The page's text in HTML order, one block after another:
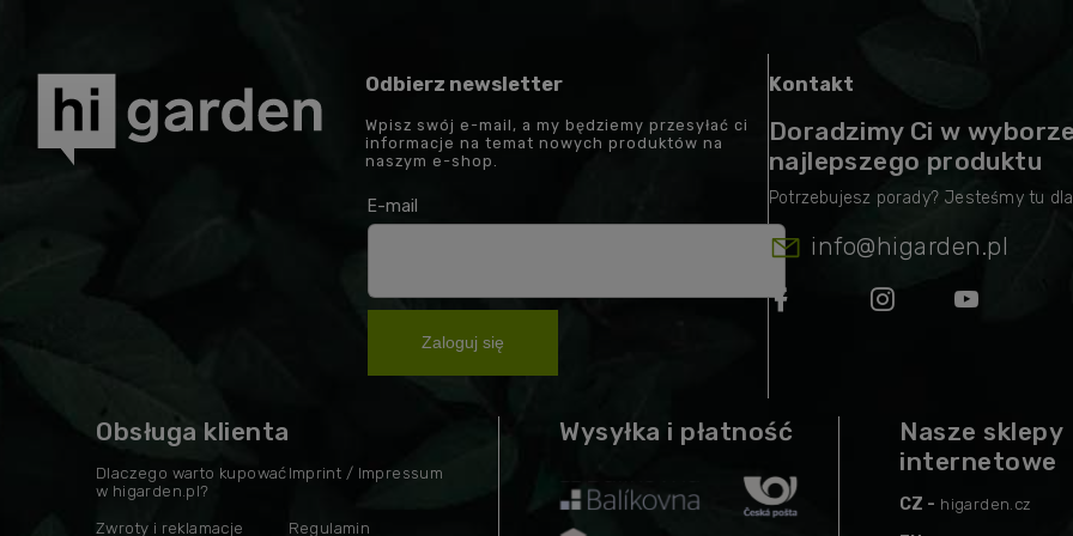
Odbierz newsletter
Wpisz swój e-mail, a my będziemy przesyłać ci
informacje na temat nowych produktów na
naszym e-shop.
E-mail
Zaloguj się
Kontakt
Doradzimy Ci w
najlepszego produktu
info@higarden.pl
Obsługa klienta
Dlaczego warto kupować
w higarden.pl?
Imprint / Impressum
Zwroty i reklamacje Regulamin
Wysyłka i płatność
Nasze sklepy
internetowe
CZ - higarden.cz